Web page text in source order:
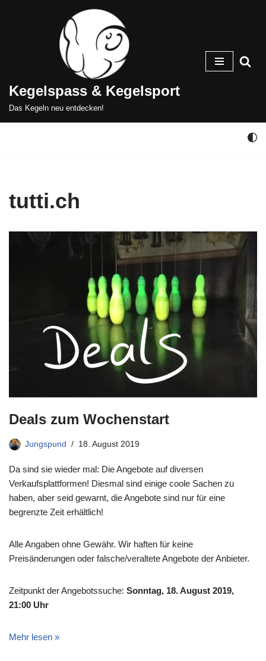
Kegelspass & Kegelsport
Das Kegeln neu entdecken!
tutti.ch
Deals zum Wochenstart
Jungspund 18. August 2019
Da sind sie wieder mal: Die Angebote auf diversen
Verkaufsplattformen! Diesmal sind einige coole Sachen zu
haben, aber seid gewarnt, die Angebote sind nur für eine
begrenzte Zeit erhältlich!
Alle Angaben ohne Gewähr. Wir haften für keine
Preisänderungen oder falsche/veraltete Angebote der Anbieter.
Zeitpunkt der Angebotssuche: Sonntag, 18. August 2019,
21:00 Uhr
Mehr lesen »